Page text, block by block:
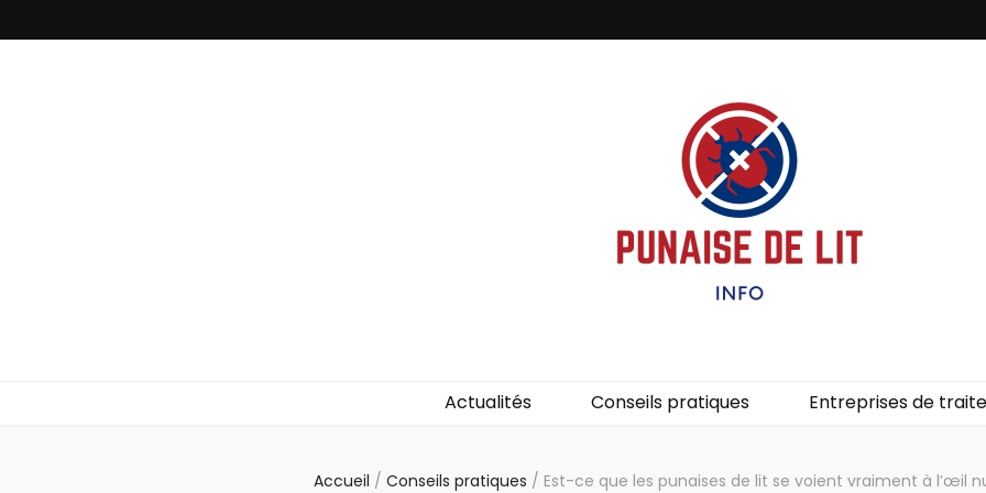
Actualités Conseils pratiques Entreprises de
Accueil / Conseils pratiques / Est-ce que les punaises de lit se voient vraiment à l’œil